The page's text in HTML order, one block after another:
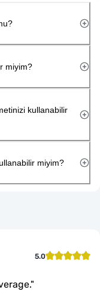
miyim?
kullanabilir
miyim?
5.0
"